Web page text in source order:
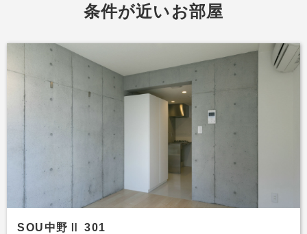
条件が近いお部屋
SOU中野Ⅱ 301